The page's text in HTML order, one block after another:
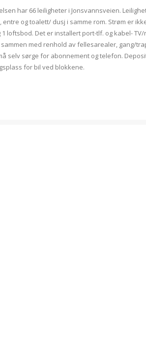
har 66 leiligheter i Jonsvannsveien.
entre og toalett/ dusj i samme rom. Strøm er
1 loftsbod. Det er installert port-tlf. og kabel-
med renhold av fellesarealer, gang/
selv sørge for abonnement og telefon.
for bil ved blokkene.